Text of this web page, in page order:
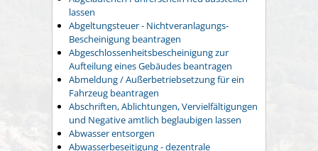
lassen
Abgeltungsteuer - Nichtveranlagungs-
Bescheinigung beantragen
Abgeschlossenheitsbescheinigung zur
Aufteilung eines Gebäudes beantragen
Abmeldung / Außerbetriebsetzung für ein
Fahrzeug beantragen
Abschriften, Ablichtungen, Vervielfältigungen
und Negative amtlich beglaubigen lassen
Abwasser entsorgen
Abwasserbeseitigung - dezentrale